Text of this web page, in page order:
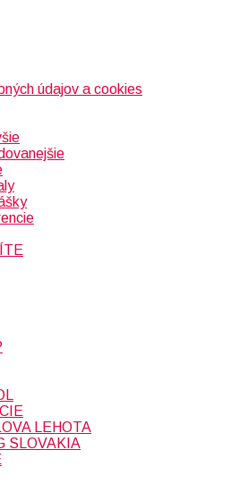
údajov a cookies
LEHOTA
SLOVAKIA